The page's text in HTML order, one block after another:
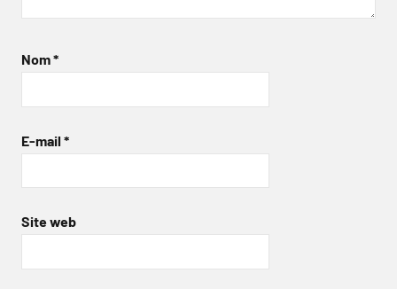
Nom*
E-mail *
Site web